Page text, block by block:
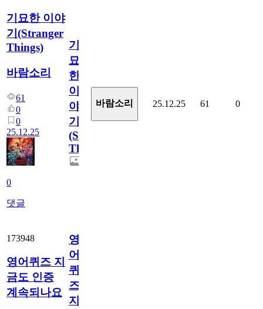
기묘한 이야
기(Stranger
Things)
바람소리
61
0
0
25.12.25
0
댓글
기
묘
한
이
야
기
(Stranger
Things)
바람소리 25.12.25 61 0
173948
영어퀴즈 지
금도 인증
계속되나요
영
어
퀴
즈
지